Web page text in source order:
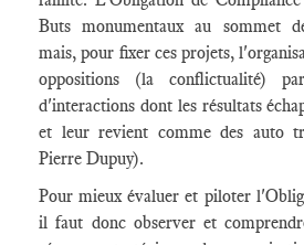
Buts monumentaux au sommet
mais, pour fixer ces projets,
oppositions (la conflictualité)
d'interactions dont les résultats
et leur revient comme des auto
Pierre Dupuy).
Pour mieux évaluer et piloter
il faut donc observer et